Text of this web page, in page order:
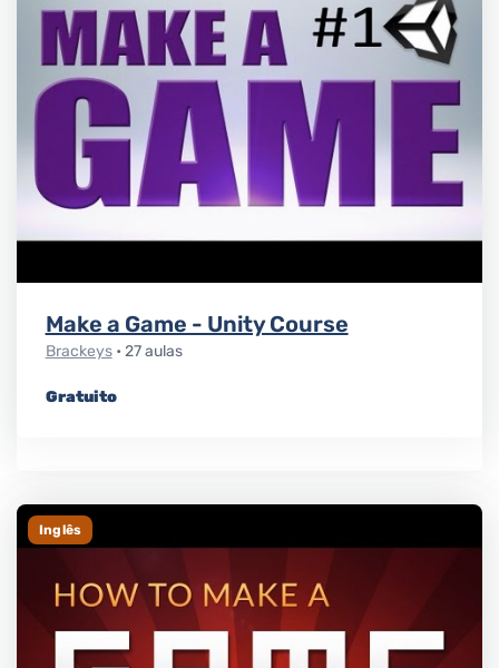
Make a Game - Unity Course
Brackeys • 27 aulas
Gratuito
Inglês